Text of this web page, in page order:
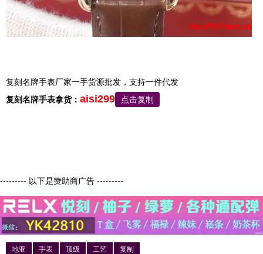
复刻名牌手表厂家一手货源批发，支持一件代发
复刻名牌手表拿货： aisi299 点击复制
--------- 以下是赞助商广告 ---------
地亚 手表 顶级 工艺 复制